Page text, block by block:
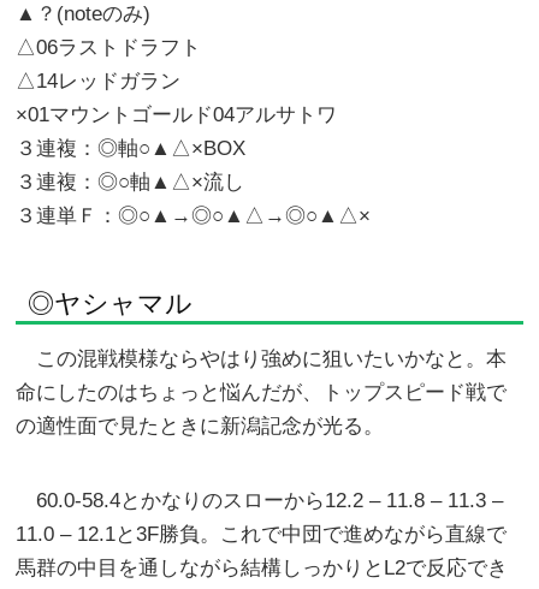
▲？(noteのみ)
△06ラストドラフト
△14レッドガラン
×01マウントゴールド04アルサトワ
３連複：◎軸○▲△×BOX
３連複：◎○軸▲△×流し
３連単Ｆ：◎○▲→◎○▲△→◎○▲△×
◎ヤシャマル
この混戦模様ならやはり強めに狙いたいかなと。本
命にしたのはちょっと悩んだが、トップスピード戦で
の適性面で見たときに新潟記念が光る。
60.0-58.4とかなりのスローから12.2 – 11.8 – 11.3 –
11.0 – 12.1と3F勝負。これで中団で進めながら直線で
馬群の中目を通しながら結構しっかりとL2で反応でき